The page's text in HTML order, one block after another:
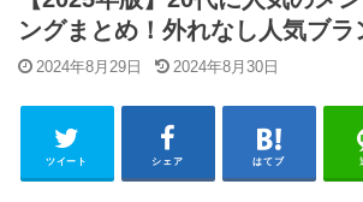
ングまとめ！外れなし人気ブラ
2024年8月29日 2024年8月30日
ツイート シェア はてブ